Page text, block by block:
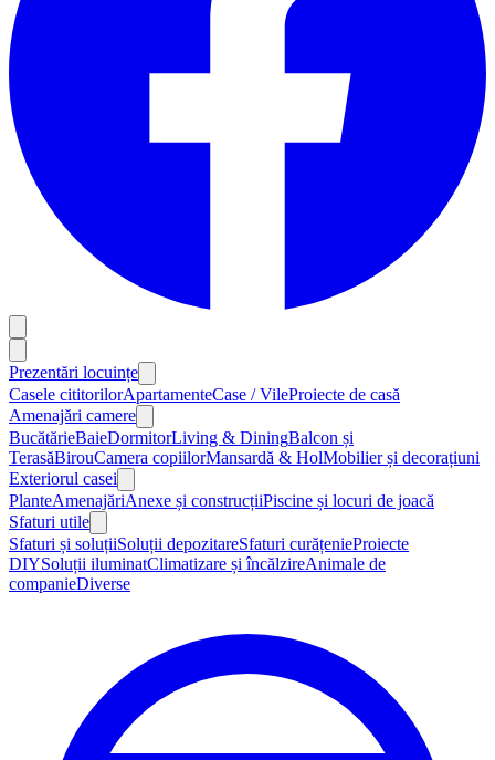
Prezentări locuințe
Casele cititorilorApartamenteCase / VileProiecte de casă
Amenajări camere
BucătărieBaieDormitorLiving & DiningBalcon și
TerasăBirouCamera copiilorMansardă & HolMobilier și decorațiuni
Exteriorul casei
PlanteAmenajăriAnexe și construcțiiPiscine și locuri de joacă
Sfaturi utile
Sfaturi și soluțiiSoluții depozitareSfaturi curățenieProiecte
DIYSoluții iluminatClimatizare și încălzireAnimale de
companieDiverse